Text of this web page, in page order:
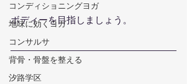
コンディショニングヨガ
地味に効くヨガ
コンサルサ
背骨・骨盤を整える
汐路学区
ボディーを目指しましょう。